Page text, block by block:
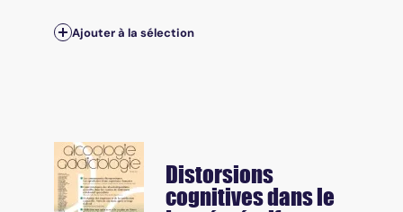
Ajouter à la sélection
Distorsions
cognitives dans le